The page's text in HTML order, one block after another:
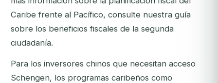
Caribe frente al Pacífico, consulte nuestra guía
sobre los beneficios fiscales de la segunda
ciudadanía.
Para los inversores chinos que necesitan acceso
Schengen, los programas caribeños como